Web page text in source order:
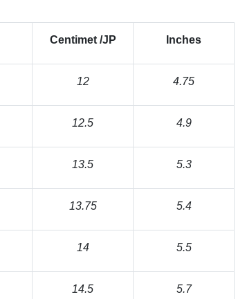
Centimet /JP Inches
12 4.75
12.5 4.9
13.5 5.3
13.75 5.4
14 5.5
14.5 5.7